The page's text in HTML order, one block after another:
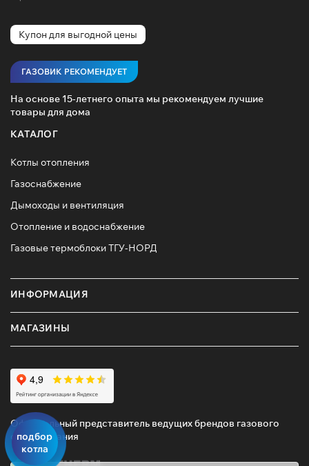
подбор
котла
Купон для выгодной цены
ГАЗОВИК РЕКОМЕНДУЕТ
На основе 15-летнего опыта мы рекомендуем лучшие
товары для дома
КАТАЛОГ
Котлы отопления
Газоснабжение
Дымоходы и вентиляция
Отопление и водоснабжение
Газовые термоблоки ТГУ-НОРД
ИНФОРМАЦИЯ
МАГАЗИНЫ
Официальный представитель ведущих брендов газового
оборудования